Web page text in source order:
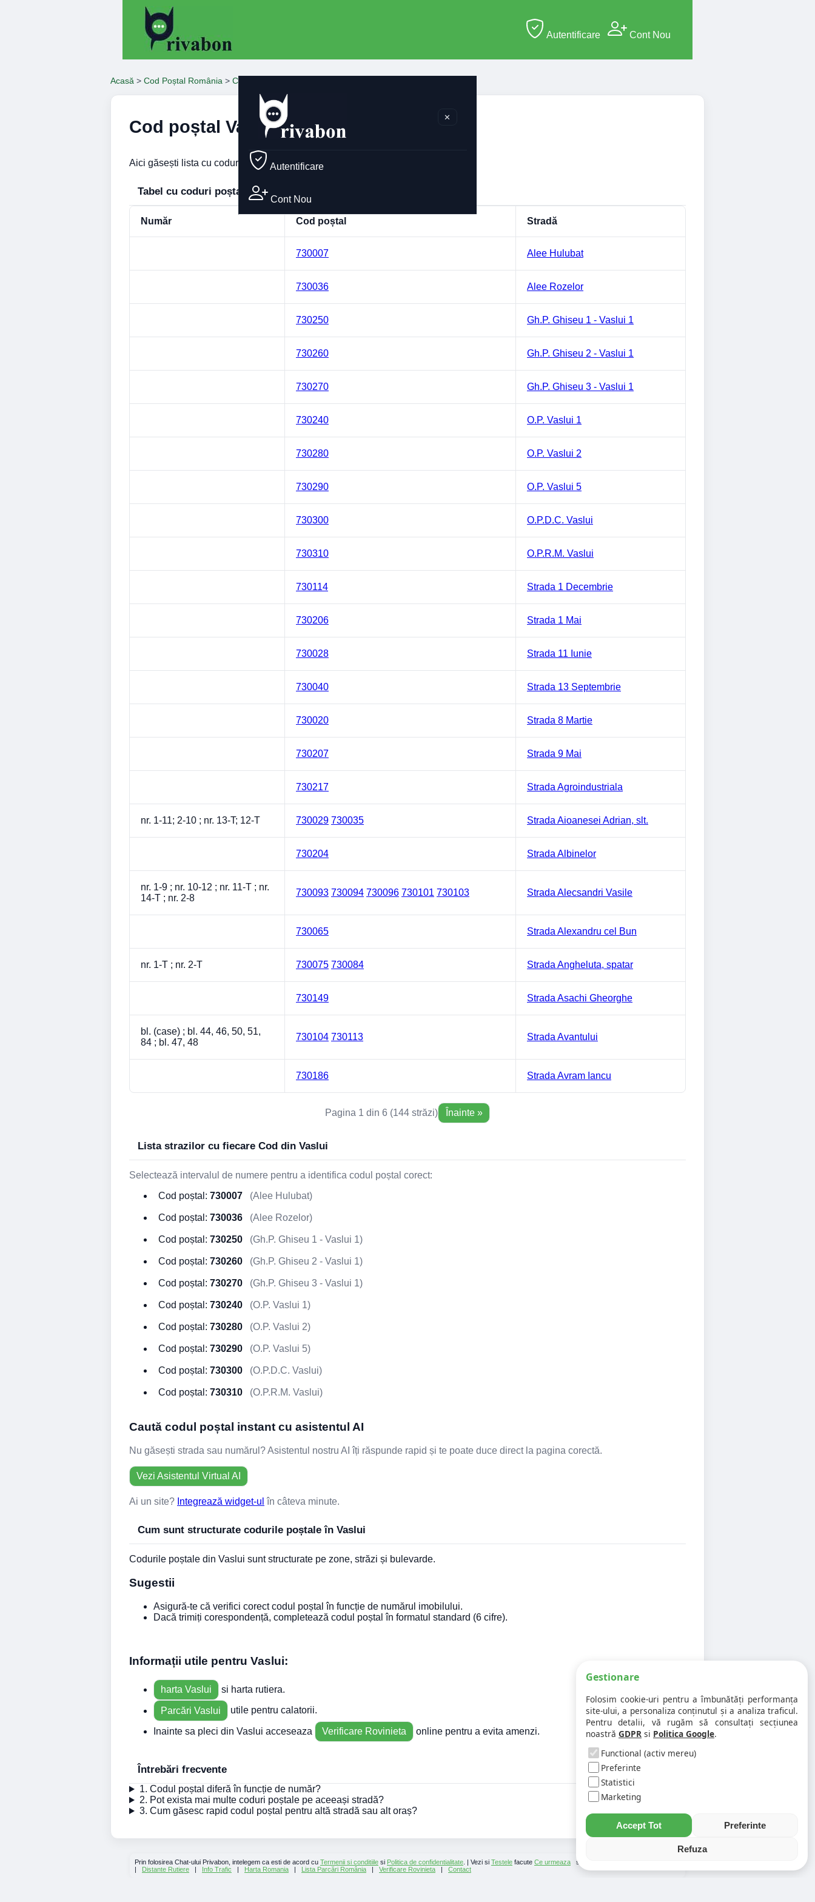
Autentificare Cont Nou
✕
Autentificare
Cont Nou
Acasă > Cod Poștal România > Coduri Poștale Vaslui
Cod poștal Vaslui
Aici găsești lista cu coduri poștale pentruVaslui
Tabel cu coduri poștale – Vaslui
Număr Cod poștal Stradă
730007 Alee Hulubat
730036 Alee Rozelor
730250 Gh.P. Ghiseu 1 - Vaslui 1
730260 Gh.P. Ghiseu 2 - Vaslui 1
730270 Gh.P. Ghiseu 3 - Vaslui 1
730240 O.P. Vaslui 1
730280 O.P. Vaslui 2
730290 O.P. Vaslui 5
730300 O.P.D.C. Vaslui
730310 O.P.R.M. Vaslui
730114 Strada 1 Decembrie
730206 Strada 1 Mai
730028 Strada 11 Iunie
730040 Strada 13 Septembrie
730020 Strada 8 Martie
730207 Strada 9 Mai
730217 Strada Agroindustriala
nr. 1-11; 2-10 ; nr. 13-T; 12-T 730029 730035 Strada Aioanesei Adrian, slt.
730204 Strada Albinelor
nr. 1-9 ; nr. 10-12 ; nr. 11-T ; nr.
14-T ; nr. 2-8
730093 730094 730096 730101 730103 Strada Alecsandri Vasile
730065 Strada Alexandru cel Bun
nr. 1-T ; nr. 2-T 730075 730084 Strada Angheluta, spatar
730149 Strada Asachi Gheorghe
bl. (case) ; bl. 44, 46, 50, 51,
84 ; bl. 47, 48
730104 730113 Strada Avantului
730186 Strada Avram Iancu
Pagina 1 din 6 (144 străzi) Înainte »
Lista strazilor cu fiecare Cod din Vaslui
Selectează intervalul de numere pentru a identifica codul poștal corect:
Cod poștal: 730007 (Alee Hulubat)
Cod poștal: 730036 (Alee Rozelor)
Cod poștal: 730250 (Gh.P. Ghiseu 1 - Vaslui 1)
Cod poștal: 730260 (Gh.P. Ghiseu 2 - Vaslui 1)
Cod poștal: 730270 (Gh.P. Ghiseu 3 - Vaslui 1)
Cod poștal: 730240 (O.P. Vaslui 1)
Cod poștal: 730280 (O.P. Vaslui 2)
Cod poștal: 730290 (O.P. Vaslui 5)
Cod poștal: 730300 (O.P.D.C. Vaslui)
Cod poștal: 730310 (O.P.R.M. Vaslui)
Caută codul poștal instant cu asistentul AI
Nu găsești strada sau numărul? Asistentul nostru AI îți răspunde rapid și te poate duce direct la pagina corectă.
Vezi Asistentul Virtual AI
Ai un site? Integrează widget-ul în câteva minute.
Cum sunt structurate codurile poștale în Vaslui
Codurile poștale din Vaslui sunt structurate pe zone, străzi și bulevarde.
Sugestii
Asigură-te că verifici corect codul poștal în funcție de numărul imobilului.
Dacă trimiți corespondență, completează codul poștal în formatul standard (6 cifre).
Informații utile pentru Vaslui:
harta Vaslui si harta rutiera.
Parcări Vaslui utile pentru calatorii.
Inainte sa pleci din Vaslui acceseaza Verificare Rovinieta online pentru a evita amenzi.
Întrebări frecvente
1. Codul poștal diferă în funcție de număr?
2. Pot exista mai multe coduri poștale pe aceeași stradă?
3. Cum găsesc rapid codul poștal pentru altă stradă sau alt oraș?
Prin folosirea Chat-ului Privabon, intelegem ca esti de acord cu Termenii si conditiile si Politica de confidentialitate . | Vezi si Testele facute Ce urmeaza si
| Distante Rutiere | Info Trafic | Harta Romania | Lista Parcări România | Verificare Rovinieta | Contact
Gestionare
Folosim cookie-uri pentru a îmbunătăți performanța
site-ului, a personaliza conținutul și a analiza traficul.
Pentru detalii, vă rugăm să consultați secțiunea
noastră GDPR si Politica Google.
Functional (activ mereu)
Preferinte
Statistici
Marketing
Accept Tot Preferinte
Refuza